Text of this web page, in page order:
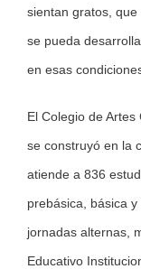
sientan gratos,
se pueda
en esas
El Colegio de
se construyó en la
atiende a 836
prebásica, básica
jornadas alternas,
Educativo